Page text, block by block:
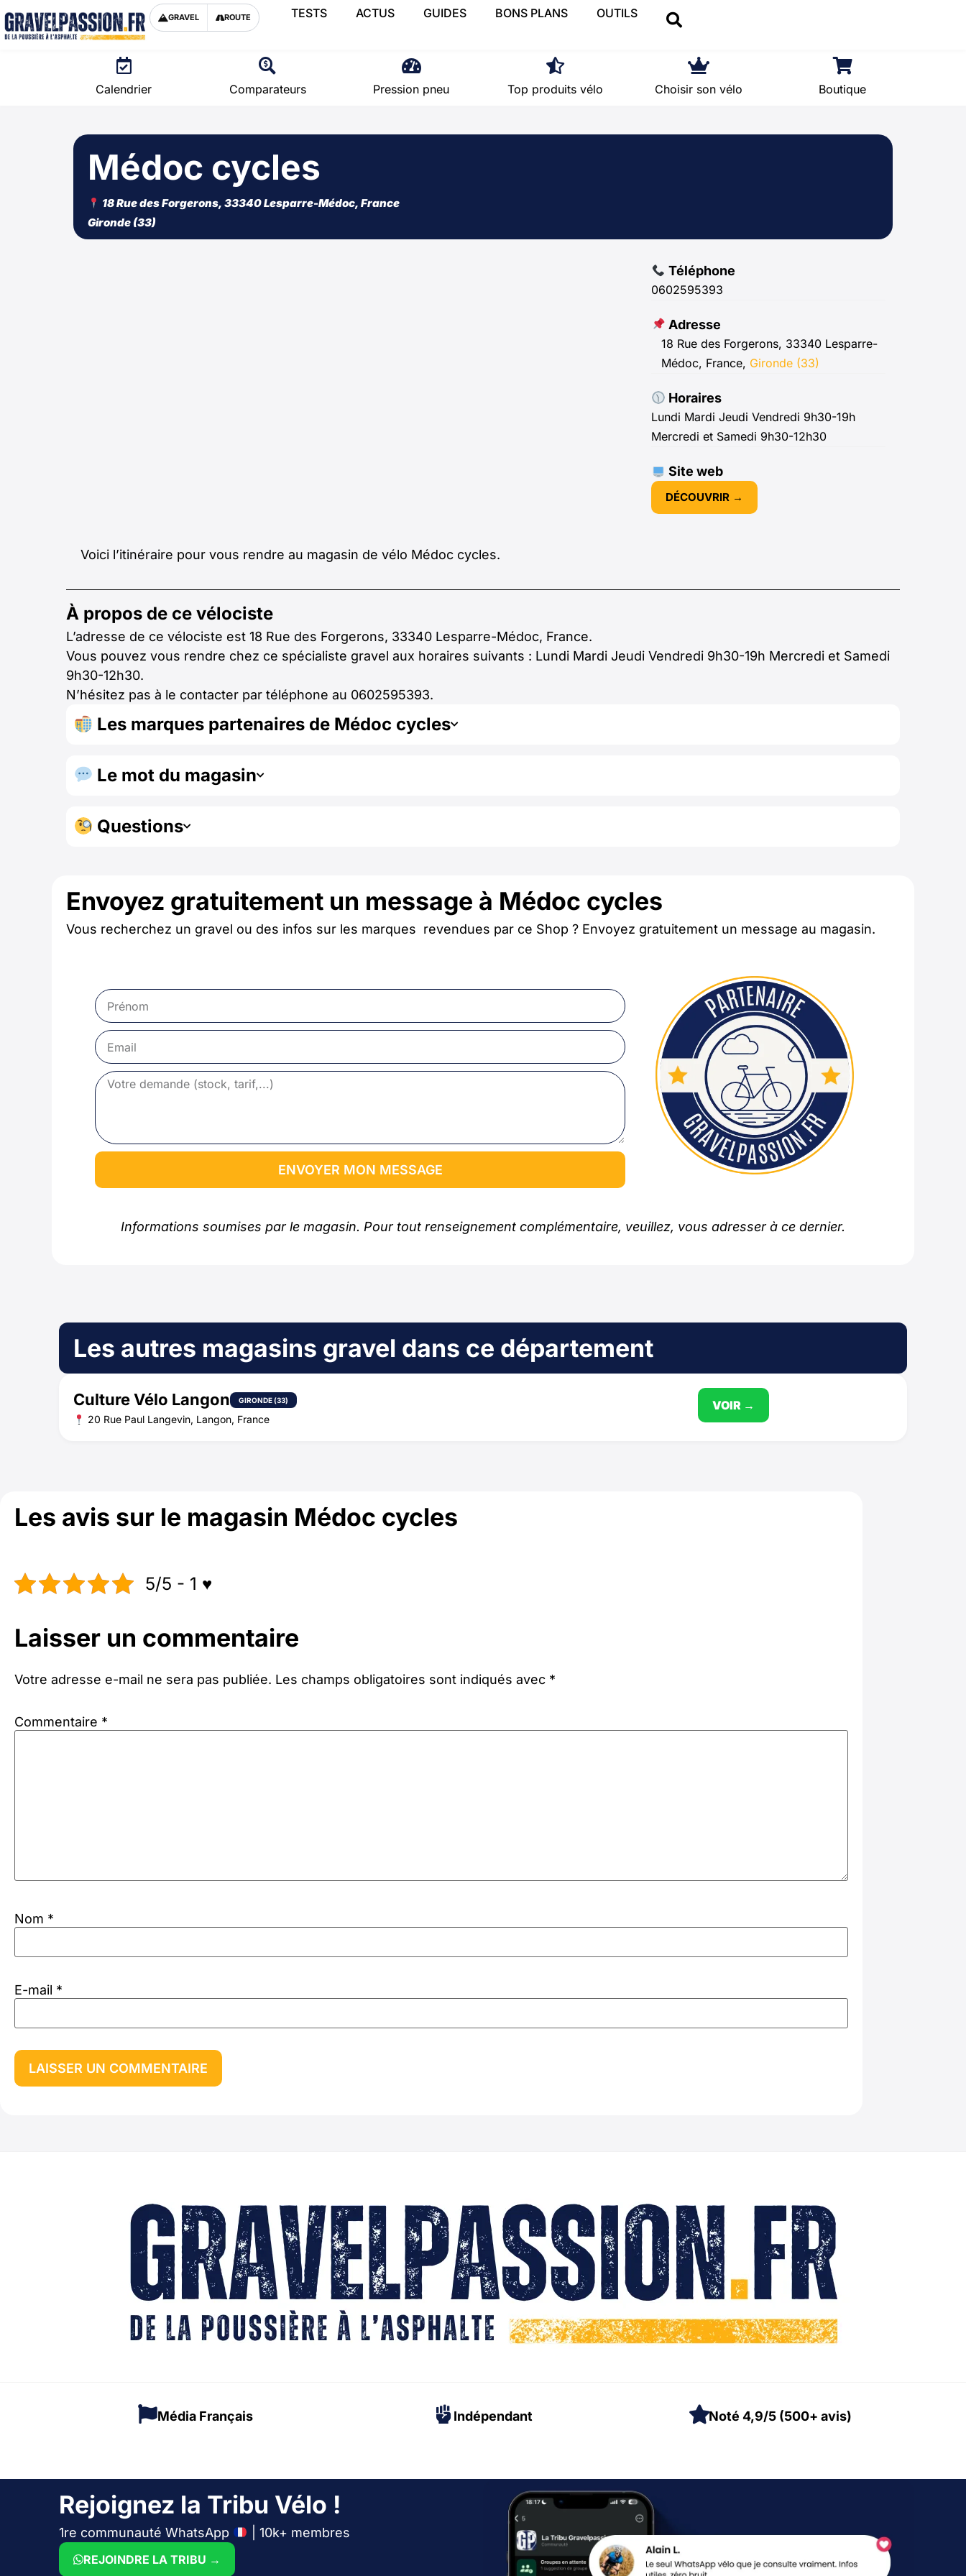
GRAVEL ROUTE TESTS ACTUS GUIDES BONS PLANS OUTILS
Calendrier Comparateurs Pression pneu Top produits vélo Choisir son vélo Boutique
Médoc cycles
18 Rue des Forgerons, 33340 Lesparre-Médoc, France
Gironde (33)
Voici l’itinéraire pour vous rendre au magasin de vélo Médoc cycles.
Téléphone
0602595393
Adresse
18 Rue des Forgerons, 33340 Lesparre-
Médoc, France, Gironde (33)
Horaires
Lundi Mardi Jeudi Vendredi 9h30-19h
Mercredi et Samedi 9h30-12h30
Site web
DÉCOUVRIR →
À propos de ce vélociste
L’adresse de ce vélociste est 18 Rue des Forgerons, 33340 Lesparre-Médoc, France.
Vous pouvez vous rendre chez ce spécialiste gravel aux horaires suivants : Lundi Mardi Jeudi Vendredi 9h30-19h Mercredi et Samedi
9h30-12h30.
N’hésitez pas à le contacter par téléphone au 0602595393.
Les marques partenaires de Médoc cycles
Le mot du magasin
Questions
Envoyez gratuitement un message à Médoc cycles
Vous recherchez un gravel ou des infos sur les marques revendues par ce Shop ? Envoyez gratuitement un message au magasin.
ENVOYER MON MESSAGE
Informations soumises par le magasin. Pour tout renseignement complémentaire, veuillez, vous adresser à ce dernier.
Les autres magasins gravel dans ce département
Culture Vélo Langon GIRONDE (33)
20 Rue Paul Langevin, Langon, France
VOIR →
Les avis sur le magasin Médoc cycles
5/5 - 1 ♥️
Laisser un commentaire
Votre adresse e-mail ne sera pas publiée. Les champs obligatoires sont indiqués avec *
Commentaire *
Nom *
E-mail *
Média Français Indépendant Noté 4,9/5 (500+ avis)
Rejoignez la Tribu Vélo !
1re communauté WhatsApp | 10k+ membres
REJOINDRE LA TRIBU →